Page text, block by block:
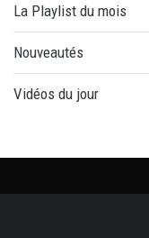
La Playlist du mois
Nouveautés
Vidéos du jour